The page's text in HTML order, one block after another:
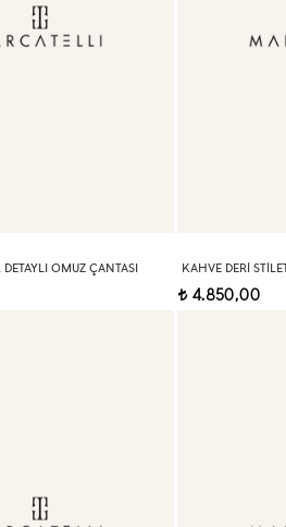
DETAYLI OMUZ ÇANTASI KAHVE DERI
t4.850,00